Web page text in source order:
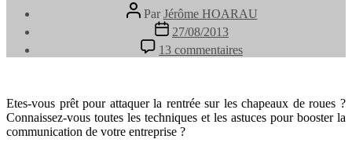
Auteur
de
l’article
Par Jérôme HOARAU
Date
de
l’article
27/08/2013
13 commentaires
«
!
Et
Etes-vous prêt pour attaquer la rentrée sur les chapeaux de roues ?
Connaissez-vous toutes les techniques et les astuces pour booster la
communication de votre entreprise ?